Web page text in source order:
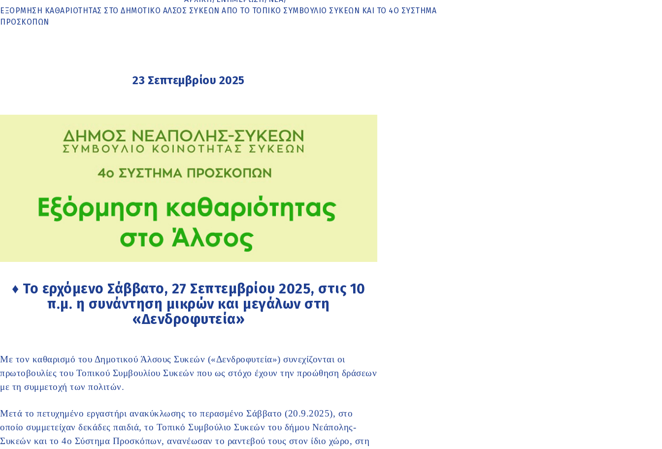
ΕΞΌΡΜΗΣΗ ΚΑΘΑΡΙΌΤΗΤΑΣ ΣΤΟ ΔΗΜΟΤΙΚΌ ΆΛΣΟΣ ΣΥΚΕΏΝ ΑΠΌ ΤΟ ΤΟΠΙΚΌ ΣΥΜΒΟΎΛΙΟ ΣΥΚΕΏΝ ΚΑΙ ΤΟ 4Ο ΣΎΣΤΗΜΑ
ΠΡΟΣΚΌΠΩΝ
23 Σεπτεμβρίου 2025
♦ Το ερχόμενο Σάββατο, 27 Σεπτεμβρίου 2025, στις 10
π.μ. η συνάντηση μικρών και μεγάλων στη
«Δενδροφυτεία»
Με τον καθαρισμό του Δημοτικού Άλσους Συκεών («Δενδροφυτεία») συνεχίζονται οι
πρωτοβουλίες του Τοπικού Συμβουλίου Συκεών που ως στόχο έχουν την προώθηση δράσεων
με τη συμμετοχή των πολιτών.
Μετά το πετυχημένο εργαστήρι ανακύκλωσης το περασμένο Σάββατο (20.9.2025), στο
οποίο συμμετείχαν δεκάδες παιδιά, το Τοπικό Συμβούλιο Συκεών του δήμου Νεάπολης-
Συκεών και το 4ο Σύστημα Προσκόπων, ανανέωσαν το ραντεβού τους στον ίδιο χώρο, στη